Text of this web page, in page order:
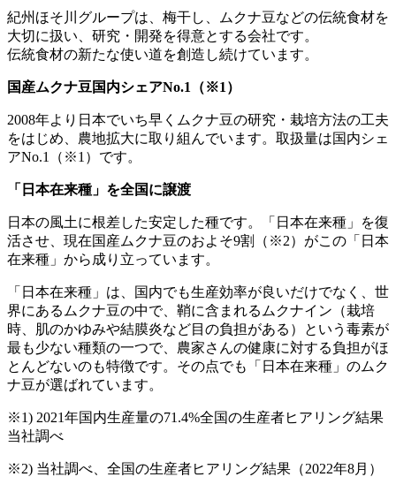
紀州ほそ川グループは、梅干し、ムクナ豆などの伝統食材を
大切に扱い、研究・開発を得意とする会社です。
伝統食材の新たな使い道を創造し続けています。
国産ムクナ豆国内シェアNo.1（※1）
2008年より日本でいち早くムクナ豆の研究・栽培方法の工夫
をはじめ、農地拡大に取り組んでいます。取扱量は国内シェ
アNo.1（※1）です。
「日本在来種」を全国に譲渡
日本の風土に根差した安定した種です。「日本在来種」を復
活させ、現在国産ムクナ豆のおよそ9割（※2）がこの「日本
在来種」から成り立っています。
「日本在来種」は、国内でも生産効率が良いだけでなく、世
界にあるムクナ豆の中で、鞘に含まれるムクナイン（栽培
時、肌のかゆみや結膜炎など目の負担がある）という毒素が
最も少ない種類の一つで、農家さんの健康に対する負担がほ
とんどないのも特徴です。その点でも「日本在来種」のムク
ナ豆が選ばれています。
※1) 2021年国内生産量の71.4%全国の生産者ヒアリング結果
当社調べ
※2) 当社調べ、全国の生産者ヒアリング結果（2022年8月）